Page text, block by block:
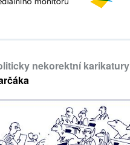
nekorektní karikatury